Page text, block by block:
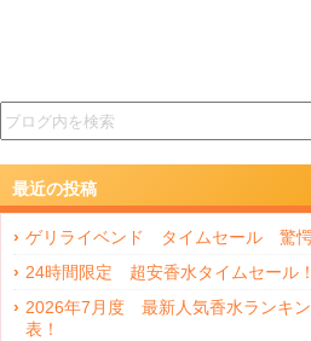
最近の投稿
ゲリライベンド タイムセール 驚愕
24時間限定 超安香水タイムセール
2026年7月度 最新人気香水ランキ
表！